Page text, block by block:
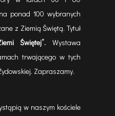
ponad 100 wybranych
z Ziemią Świętą. Tytuł
Świętej”. Wystawa
trwającego w tych
Zapraszamy.
w naszym kościele